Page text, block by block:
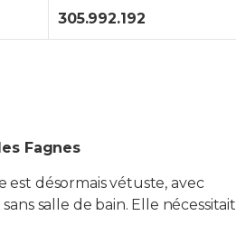
305.992.192
Fagnes
est désormais vétuste, avec
salle de bain. Elle nécessitait